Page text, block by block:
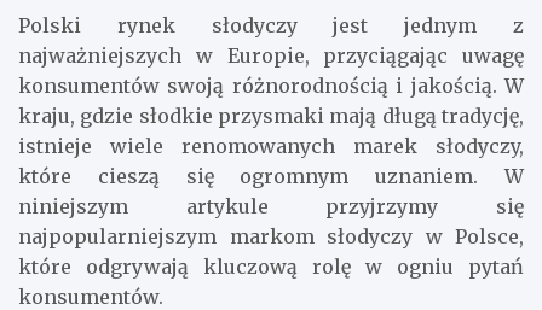
Polski rynek słodyczy jest jednym z
najważniejszych w Europie, przyciągając uwagę
konsumentów swoją różnorodnością i jakością. W
kraju, gdzie słodkie przysmaki mają długą tradycję,
istnieje wiele renomowanych marek słodyczy,
które cieszą się ogromnym uznaniem. W
niniejszym artykule przyjrzymy się
najpopularniejszym markom słodyczy w Polsce,
które odgrywają kluczową rolę w ogniu pytań
konsumentów.